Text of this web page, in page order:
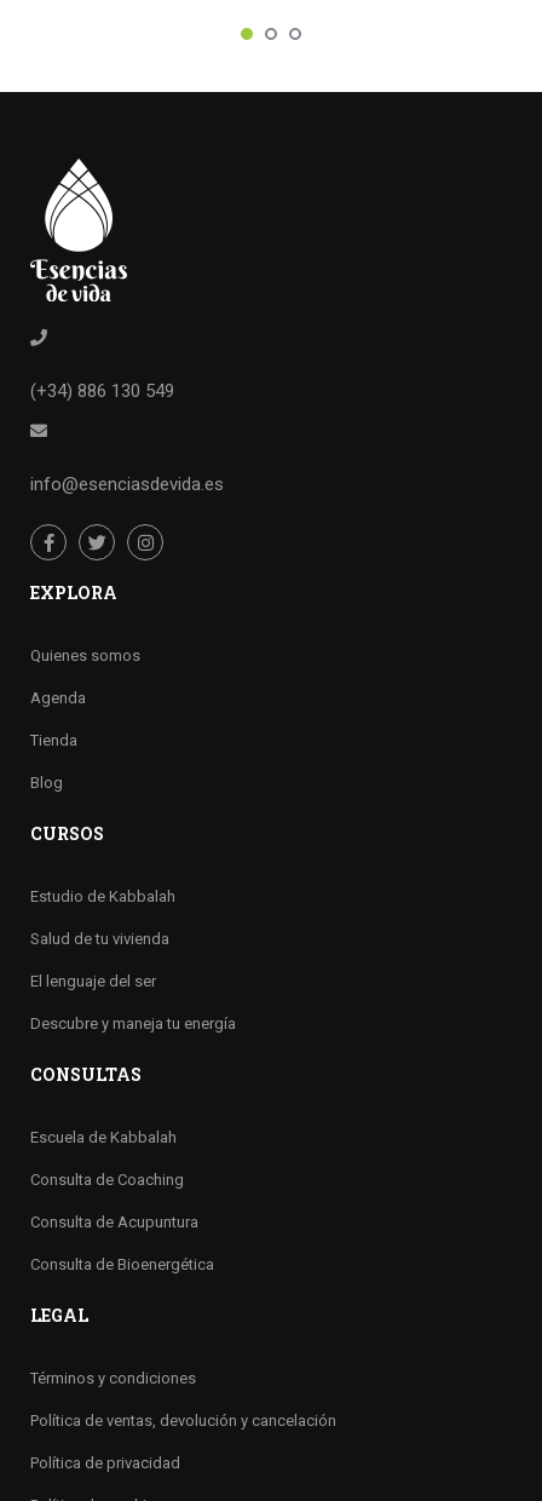
(+34) 886 130 549
info@esenciasdevida.es
EXPLORA
Quienes somos
Agenda
Tienda
Blog
CURSOS
Estudio de Kabbalah
Salud de tu vivienda
El lenguaje del ser
Descubre y maneja tu energía
CONSULTAS
Escuela de Kabbalah
Consulta de Coaching
Consulta de Acupuntura
Consulta de Bioenergética
LEGAL
Términos y condiciones
Política de ventas, devolución y cancelación
Política de privacidad